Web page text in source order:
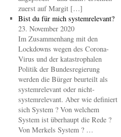
zuerst auf Margit […]
Bist du für mich systemrelevant?
23. November 2020
Im Zusammenhang mit den
Lockdowns wegen des Corona-
Virus und der katastrophalen
Politik der Bundesregierung
werden die Bürger beurteilt als
systemrelevant oder nicht-
systemrelevant. Aber wie definiert
sich System ? Von welchem
System ist überhaupt die Rede ?
Von Merkels System ? …